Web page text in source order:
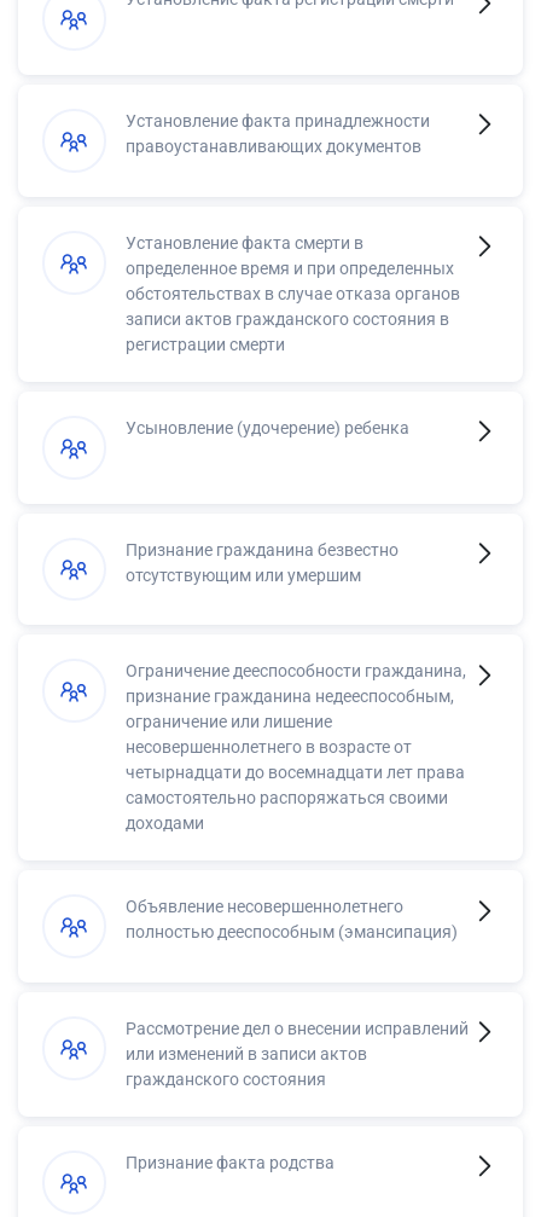
Установление факта принадлежности
правоустанавливающих документов
Установление факта смерти в
определенное время и при определенных
обстоятельствах в случае отказа органов
записи актов гражданского состояния в
регистрации смерти
Усыновление (удочерение) ребенка
Признание гражданина безвестно
отсутствующим или умершим
Ограничение дееспособности гражданина,
признание гражданина недееспособным,
ограничение или лишение
несовершеннолетнего в возрасте от
четырнадцати до восемнадцати лет права
самостоятельно распоряжаться своими
доходами
Объявление несовершеннолетнего
полностью дееспособным (эмансипация)
Рассмотрение дел о внесении исправлений
или изменений в записи актов
гражданского состояния
Признание факта родства